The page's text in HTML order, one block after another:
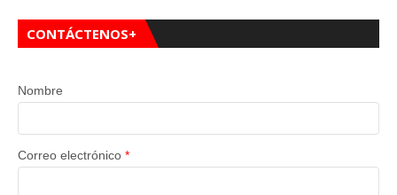
CONTÁCTENOS+
Nombre
Correo electrónico *